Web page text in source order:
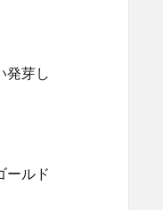
発芽し
ールド